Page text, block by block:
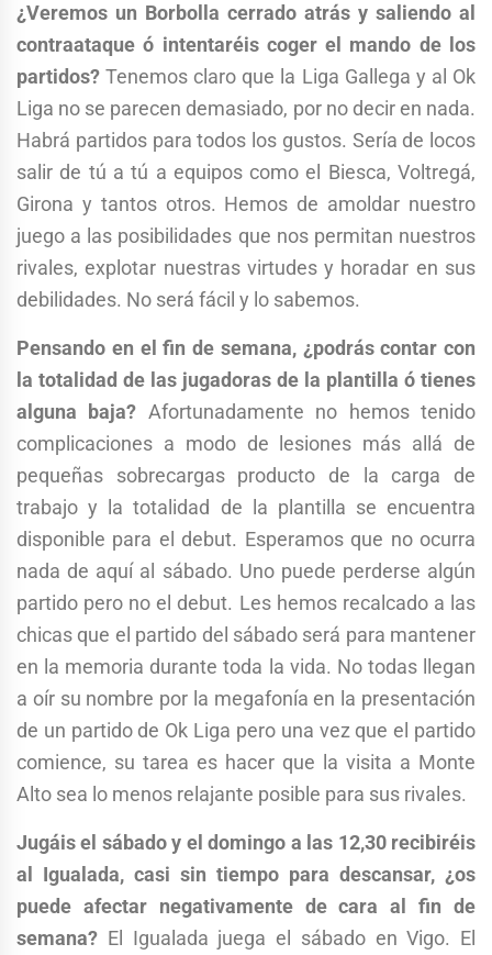
¿Veremos un Borbolla cerrado atrás y saliendo al
contraataque ó intentaréis coger el mando de los
partidos?Tenemos claro que la Liga Gallega y al Ok
Liga no se parecen demasiado, por no decir en nada.
Habrá partidos para todos los gustos. Sería de locos
salir de tú a tú a equipos como el Biesca, Voltregá,
Girona y tantos otros. Hemos de amoldar nuestro
juego a las posibilidades que nos permitan nuestros
rivales, explotar nuestras virtudes y horadar en sus
debilidades. No será fácil y lo sabemos.
Pensando en el fin de semana, ¿podrás contar con
la totalidad de las jugadoras de la plantilla ó tienes
alguna baja? Afortunadamente no hemos tenido
complicaciones a modo de lesiones más allá de
pequeñas sobrecargas producto de la carga de
trabajo y la totalidad de la plantilla se encuentra
disponible para el debut. Esperamos que no ocurra
nada de aquí al sábado. Uno puede perderse algún
partido pero no el debut. Les hemos recalcado a las
chicas que el partido del sábado será para mantener
en la memoria durante toda la vida. No todas llegan
a oír su nombre por la megafonía en la presentación
de un partido de Ok Liga pero una vez que el partido
comience, su tarea es hacer que la visita a Monte
Alto sea lo menos relajante posible para sus rivales.
Jugáis el sábado y el domingo a las 12,30 recibiréis
al Igualada, casi sin tiempo para descansar, ¿os
puede afectar negativamente de cara al fin de
semana? El Igualada juega el sábado en Vigo. El